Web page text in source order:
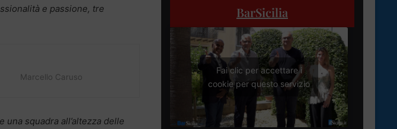
e passione, tre
Marcello Caruso
squadra all’altezza delle
BarSicilia
Fai clic per accettare i
cookie per questo servizio